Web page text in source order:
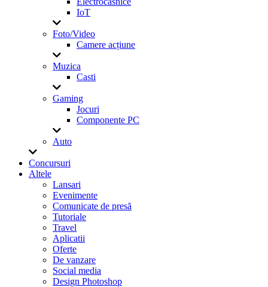
IoT
Foto/Video
Camere acțiune
Muzica
Casti
Gaming
Jocuri
Componente PC
Auto
Concursuri
Altele
Lansari
Evenimente
Comunicate de presă
Tutoriale
Travel
Aplicatii
Oferte
De vanzare
Social media
Design Photoshop